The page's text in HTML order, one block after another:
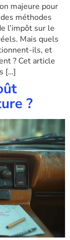
majeure pour
méthodes
l’impôt sur le
Mais quels
ils, et
? Cet article
[…]
?